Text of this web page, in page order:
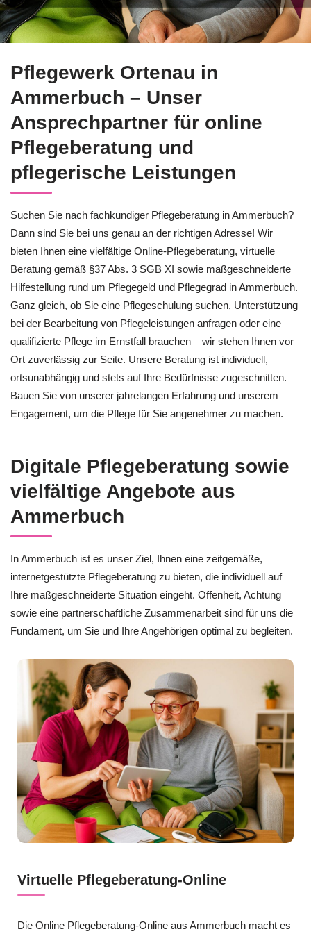
Pflegewerk Ortenau in
Ammerbuch – Unser
Ansprechpartner für online
Pflegeberatung und
pflegerische Leistungen
Suchen Sie nach fachkundiger Pflegeberatung in Ammerbuch?
Dann sind Sie bei uns genau an der richtigen Adresse! Wir
bieten Ihnen eine vielfältige Online-Pflegeberatung, virtuelle
Beratung gemäß §37 Abs. 3 SGB XI sowie maßgeschneiderte
Hilfestellung rund um Pflegegeld und Pflegegrad in Ammerbuch.
Ganz gleich, ob Sie eine Pflegeschulung suchen, Unterstützung
bei der Bearbeitung von Pflegeleistungen anfragen oder eine
qualifizierte Pflege im Ernstfall brauchen – wir stehen Ihnen vor
Ort zuverlässig zur Seite. Unsere Beratung ist individuell,
ortsunabhängig und stets auf Ihre Bedürfnisse zugeschnitten.
Bauen Sie von unserer jahrelangen Erfahrung und unserem
Engagement, um die Pflege für Sie angenehmer zu machen.
Digitale Pflegeberatung sowie
vielfältige Angebote aus
Ammerbuch
In Ammerbuch ist es unser Ziel, Ihnen eine zeitgemäße,
internetgestützte Pflegeberatung zu bieten, die individuell auf
Ihre maßgeschneiderte Situation eingeht. Offenheit, Achtung
sowie eine partnerschaftliche Zusammenarbeit sind für uns die
Fundament, um Sie und Ihre Angehörigen optimal zu begleiten.
Virtuelle Pflegeberatung-Online
Die Online Pflegeberatung-Online aus Ammerbuch macht es